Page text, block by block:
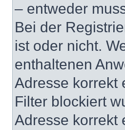
– entweder
Bei der
ist oder nicht.
enthaltenen
Adresse korrekt
Filter blockiert
Adresse korrekt